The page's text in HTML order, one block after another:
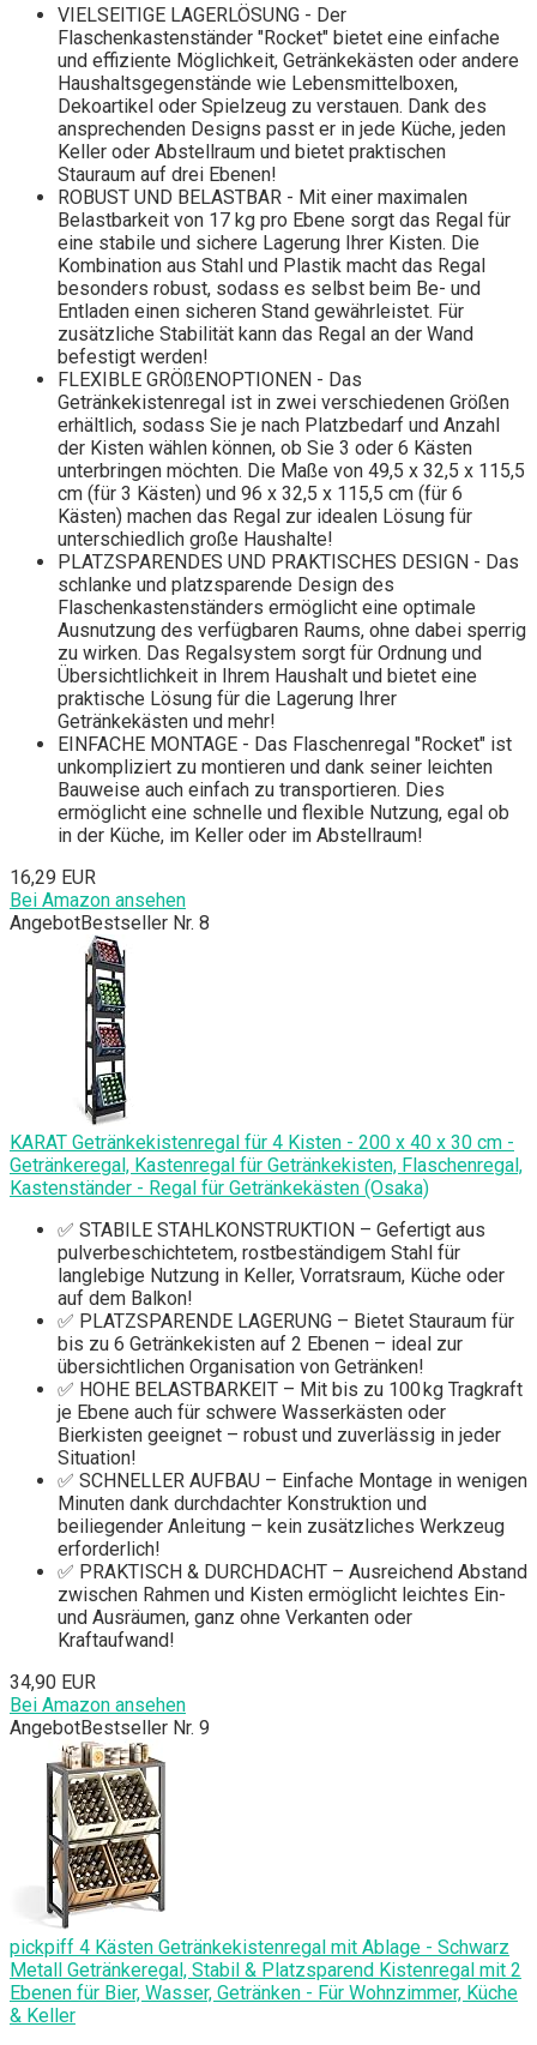
VIELSEITIGE LAGERLÖSUNG - Der
Flaschenkastenständer "Rocket" bietet eine einfache
und effiziente Möglichkeit, Getränkekästen oder andere
Haushaltsgegenstände wie Lebensmittelboxen,
Dekoartikel oder Spielzeug zu verstauen. Dank des
ansprechenden Designs passt er in jede Küche, jeden
Keller oder Abstellraum und bietet praktischen
Stauraum auf drei Ebenen!
ROBUST UND BELASTBAR - Mit einer maximalen
Belastbarkeit von 17 kg pro Ebene sorgt das Regal für
eine stabile und sichere Lagerung Ihrer Kisten. Die
Kombination aus Stahl und Plastik macht das Regal
besonders robust, sodass es selbst beim Be- und
Entladen einen sicheren Stand gewährleistet. Für
zusätzliche Stabilität kann das Regal an der Wand
befestigt werden!
FLEXIBLE GRÖßENOPTIONEN - Das
Getränkekistenregal ist in zwei verschiedenen Größen
erhältlich, sodass Sie je nach Platzbedarf und Anzahl
der Kisten wählen können, ob Sie 3 oder 6 Kästen
unterbringen möchten. Die Maße von 49,5 x 32,5 x 115,5
cm (für 3 Kästen) und 96 x 32,5 x 115,5 cm (für 6
Kästen) machen das Regal zur idealen Lösung für
unterschiedlich große Haushalte!
PLATZSPARENDES UND PRAKTISCHES DESIGN - Das
schlanke und platzsparende Design des
Flaschenkastenständers ermöglicht eine optimale
Ausnutzung des verfügbaren Raums, ohne dabei sperrig
zu wirken. Das Regalsystem sorgt für Ordnung und
Übersichtlichkeit in Ihrem Haushalt und bietet eine
praktische Lösung für die Lagerung Ihrer
Getränkekästen und mehr!
EINFACHE MONTAGE - Das Flaschenregal "Rocket" ist
unkompliziert zu montieren und dank seiner leichten
Bauweise auch einfach zu transportieren. Dies
ermöglicht eine schnelle und flexible Nutzung, egal ob
in der Küche, im Keller oder im Abstellraum!
16,29 EUR
Bei Amazon ansehen
AngebotBestseller Nr. 8
KARAT Getränkekistenregal für 4 Kisten - 200 x 40 x 30 cm -
Getränkeregal, Kastenregal für Getränkekisten, Flaschenregal,
Kastenständer - Regal für Getränkekästen (Osaka)
✅ STABILE STAHLKONSTRUKTION – Gefertigt aus
pulverbeschichtetem, rostbeständigem Stahl für
langlebige Nutzung in Keller, Vorratsraum, Küche oder
auf dem Balkon!
✅ PLATZSPARENDE LAGERUNG – Bietet Stauraum für
bis zu 6 Getränkekisten auf 2 Ebenen – ideal zur
übersichtlichen Organisation von Getränken!
✅ HOHE BELASTBARKEIT – Mit bis zu 100 kg Tragkraft
je Ebene auch für schwere Wasserkästen oder
Bierkisten geeignet – robust und zuverlässig in jeder
Situation!
✅ SCHNELLER AUFBAU – Einfache Montage in wenigen
Minuten dank durchdachter Konstruktion und
beiliegender Anleitung – kein zusätzliches Werkzeug
erforderlich!
✅ PRAKTISCH & DURCHDACHT – Ausreichend Abstand
zwischen Rahmen und Kisten ermöglicht leichtes Ein-
und Ausräumen, ganz ohne Verkanten oder
Kraftaufwand!
34,90 EUR
Bei Amazon ansehen
AngebotBestseller Nr. 9
pickpiff 4 Kästen Getränkekistenregal mit Ablage - Schwarz
Metall Getränkeregal, Stabil & Platzsparend Kistenregal mit 2
Ebenen für Bier, Wasser, Getränken - Für Wohnzimmer, Küche
& Keller